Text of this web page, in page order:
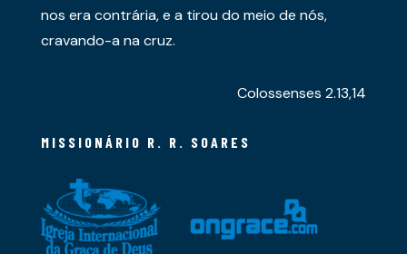
nos era contrária, e a tirou do meio de nós,
cravando-a na cruz.
Colossenses 2.13,14
MISSIONÁRIO R. R. SOARES